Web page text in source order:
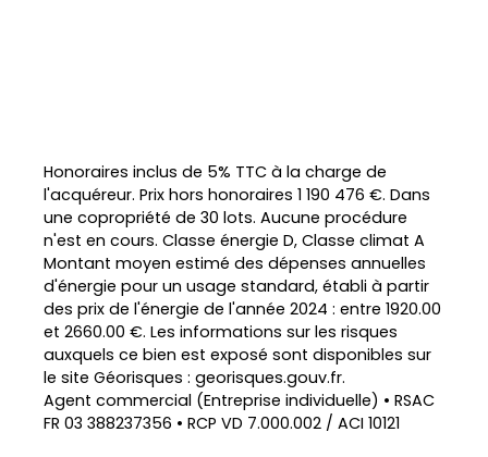
Honoraires inclus de 5% TTC à la charge de
l'acquéreur. Prix hors honoraires 1 190 476 €. Dans
une copropriété de 30 lots. Aucune procédure
n'est en cours. Classe énergie D, Classe climat A
Montant moyen estimé des dépenses annuelles
d'énergie pour un usage standard, établi à partir
des prix de l'énergie de l'année 2024 : entre 1920.00
et 2660.00 €. Les informations sur les risques
auxquels ce bien est exposé sont disponibles sur
le site Géorisques : georisques.gouv.fr.
Agent commercial (Entreprise individuelle) • RSAC
FR 03 388237356 • RCP VD 7.000.002 / ACI 10121